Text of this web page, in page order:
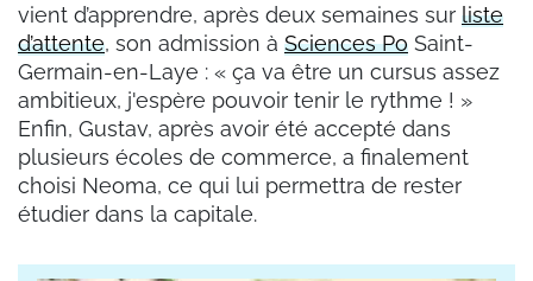
vient d’apprendre, après deux semaines sur liste
d’attente, son admission à Sciences Po Saint-
Germain-en-Laye : « ça va être un cursus assez
ambitieux, j'espère pouvoir tenir le rythme ! »
Enfin, Gustav, après avoir été accepté dans
plusieurs écoles de commerce, a finalement
choisi Neoma, ce qui lui permettra de rester
étudier dans la capitale.